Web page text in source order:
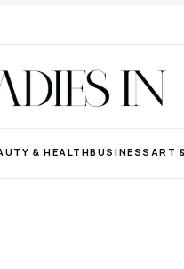
& HEALTHBUSINESS ART